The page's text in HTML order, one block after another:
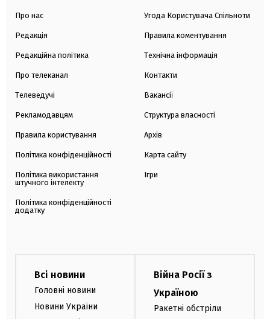
Про нас
Редакція
Редакційна політика
Про телеканал
Телеведучі
Рекламодавцям
Правила користування
Політика конфіденційності
Політика використання
штучного інтелекту
Політика конфіденційності
додатку
Угода Користувача Спільноти
Правила коментування
Технічна інформація
Контакти
Вакансії
Структура власності
Архів
Карта сайту
Ігри
Всі новини
Головні новини
Новини України
Війна Росії з
Україною
Ракетні обстріли